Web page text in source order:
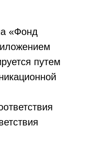
«Фонд
путем